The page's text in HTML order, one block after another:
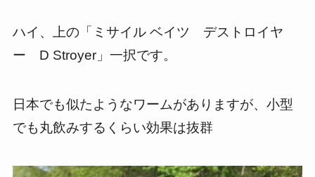
ハイ、上の「ミサイル ベイツ デストロイヤ
ー D Stroyer」一択です。
日本でも似たようなワームがありますが、小型
でも丸飲みするくらい効果は抜群